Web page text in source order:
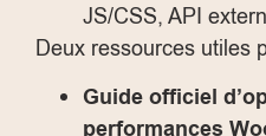
JS/CSS, API
Deux ressources utiles
Guide officiel
performances